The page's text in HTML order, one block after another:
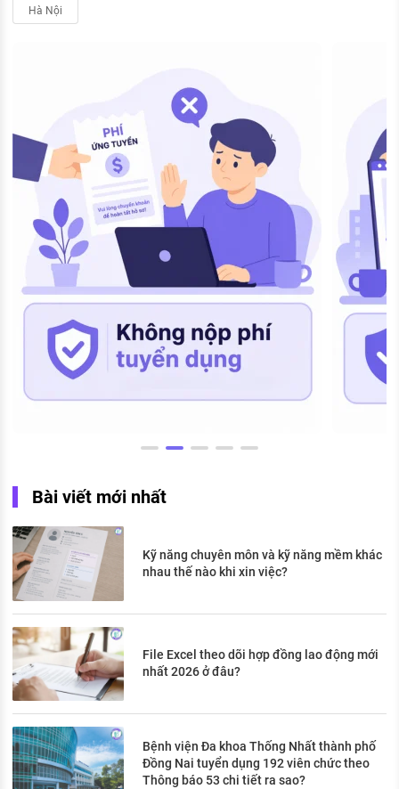
Hà Nội
Bài viết mới nhất
Kỹ năng chuyên môn và kỹ năng mềm khác
nhau thế nào khi xin việc?
File Excel theo dõi hợp đồng lao động mới
nhất 2026 ở đâu?
Bệnh viện Đa khoa Thống Nhất thành phố
Đồng Nai tuyển dụng 192 viên chức theo
Thông báo 53 chi tiết ra sao?